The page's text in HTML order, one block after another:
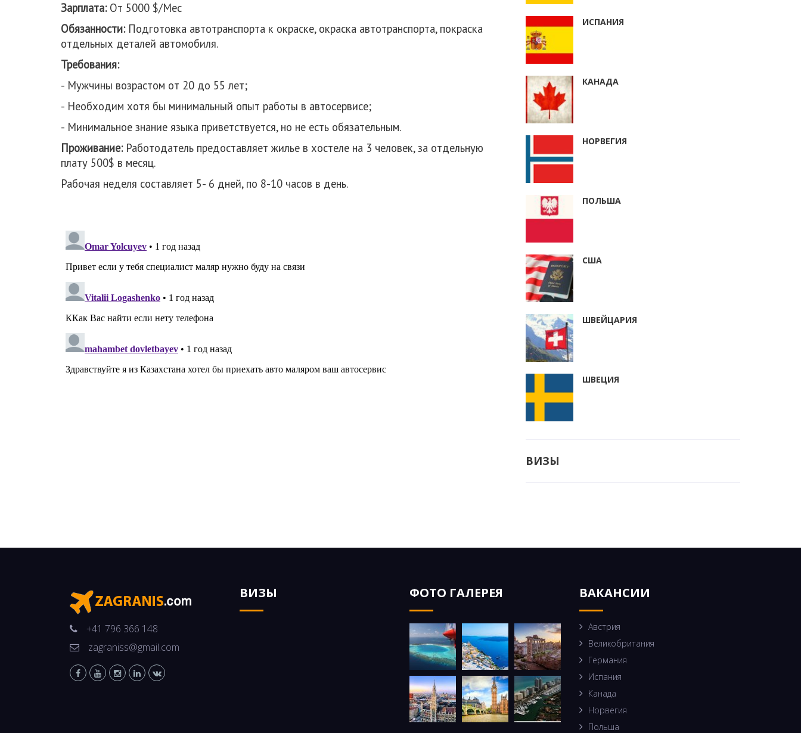
Зарплата:От 5000 $/Мес
Обязанности:Подготовка автотранспорта к окраске, окраска автотранспорта, покраска
отдельных деталей автомобиля.
Требования:
- Мужчины возрастом от 20 до 55 лет;
- Необходим хотя бы минимальный опыт работы в автосервисе;
- Минимальное знание языка приветствуется, но не есть обязательным.
Проживание:Работодатель предоставляет жилье в хостеле на 3 человек, за отдельную
плату 500$ в месяц.
Рабочая неделя составляет 5- 6 дней, по 8-10 часов в день.
ИСПАНИЯ
КАНАДА
НОРВЕГИЯ
ПОЛЬША
США
ШВЕЙЦАРИЯ
ШВЕЦИЯ
ВИЗЫ
+41 796 366 148
zagraniss@gmail.com
ВИЗЫ ФОТО ГАЛЕРЕЯ ВАКАНСИИ
Австрия
Великобритания
Германия
Испания
Канада
Норвегия
Польша